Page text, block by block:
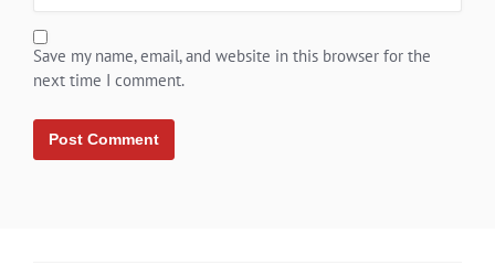
Save my name, email, and website in this browser for the
next time I comment.